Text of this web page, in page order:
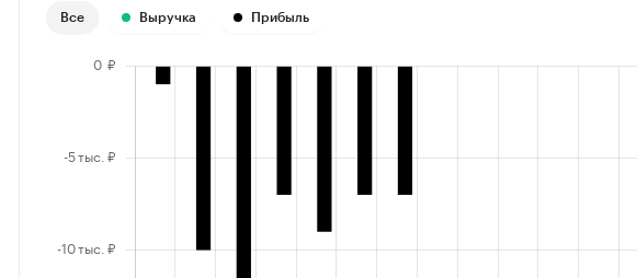
Все Выручка Прибыль